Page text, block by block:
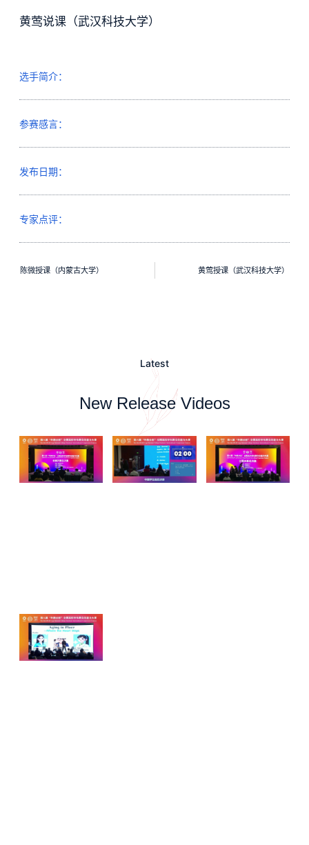
黄莺说课（武汉科技大学）
选手简介：
参赛感言：
发布日期：
专家点评：
陈微授课（内蒙古大学） 黄莺授课（武汉科技大学）
Latest
New Release Videos